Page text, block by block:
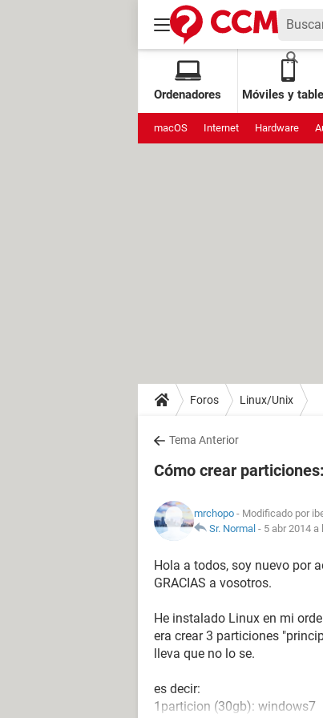
Ordenadores Móviles y
macOS Internet Hardware
Foros Linux/Unix
Tema Anterior
Cómo crear
mrchopo - Modificado por
Sr. Normal - 5 abr 2014 a
Hola a todos, soy nuevo por
GRACIAS a vosotros.
He instalado Linux en mi
era crear 3 particiones
lleva que no lo se.
es decir:
1particion (30gb): windows7